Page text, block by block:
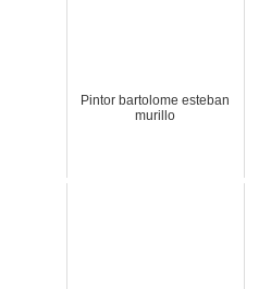
Pintor bartolome esteban
murillo